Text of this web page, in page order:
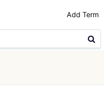
Add Term